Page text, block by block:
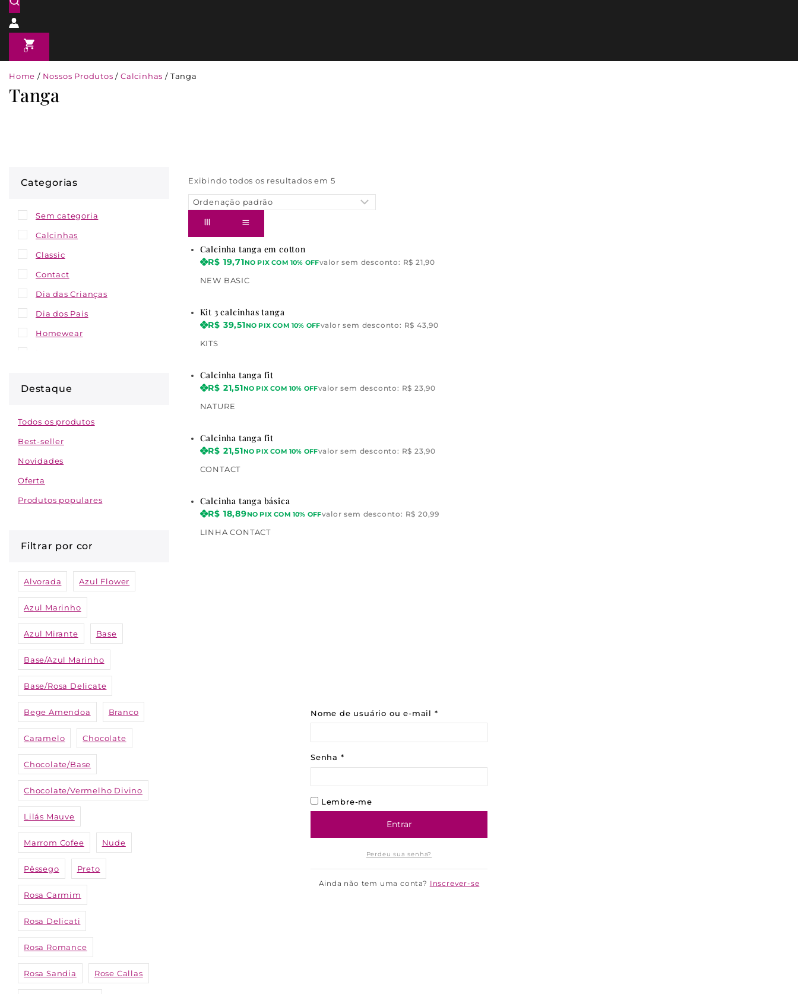
0
Home / Nossos Produtos / Calcinhas / Tanga
Tanga
Exibindo todos os resultados em 5
Calcinha tanga em cotton
R$ 19,71NO PIX COM 10% OFFvalor sem desconto: R$ 21,90
NEW BASIC
Kit 3 calcinhas tanga
R$ 39,51NO PIX COM 10% OFFvalor sem desconto: R$ 43,90
KITS
Calcinha tanga fit
R$ 21,51NO PIX COM 10% OFFvalor sem desconto: R$ 23,90
NATURE
Calcinha tanga fit
R$ 21,51NO PIX COM 10% OFFvalor sem desconto: R$ 23,90
CONTACT
Calcinha tanga básica
R$ 18,89NO PIX COM 10% OFFvalor sem desconto: R$ 20,99
LINHA CONTACT
Categorias
Sem categoria
Calcinhas
Classic
Contact
Dia das Crianças
Dia dos Pais
Homewear
Men
Volta às Aulas
Destaque
Todos os produtos
Best-seller
Novidades
Oferta
Produtos populares
Filtrar por cor
Alvorada Azul Flower
Azul Marinho
Azul Mirante Base
Base/Azul Marinho
Base/Rosa Delicate
Bege Amendoa Branco
Caramelo Chocolate
Chocolate/Base
Chocolate/Vermelho Divino
Lilás Mauve
Marrom Cofee Nude
Pêssego Preto
Rosa Carmim
Rosa Delicati
Rosa Romance
Rosa Sandia Rose Callas
Nome de usuário ou e-mail *
Senha *
Lembre-me
Entrar
Perdeu sua senha?
Ainda não tem uma conta? Inscrever-se